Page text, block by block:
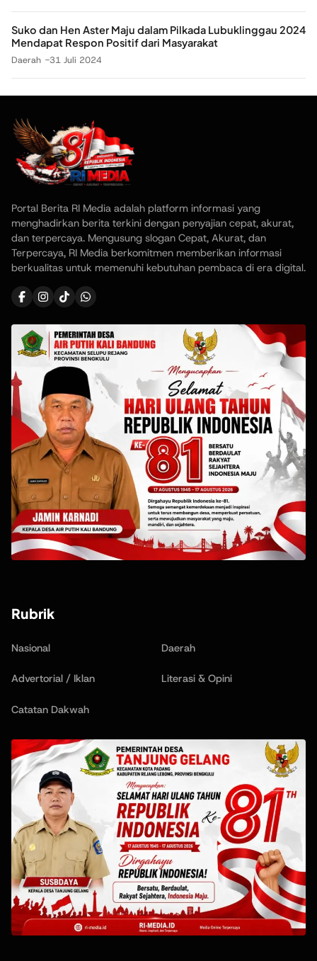
Suko dan Hen Aster Maju dalam Pilkada Lubuklinggau 2024
Mendapat Respon Positif dari Masyarakat
Daerah 31 Juli 2024
Portal Berita RI Media adalah platform informasi yang
menghadirkan berita terkini dengan penyajian cepat, akurat,
dan terpercaya. Mengusung slogan Cepat, Akurat, dan
Terpercaya, RI Media berkomitmen memberikan informasi
berkualitas untuk memenuhi kebutuhan pembaca di era digital.
Rubrik
Nasional Daerah
Advertorial / Iklan Literasi & Opini
Catatan Dakwah